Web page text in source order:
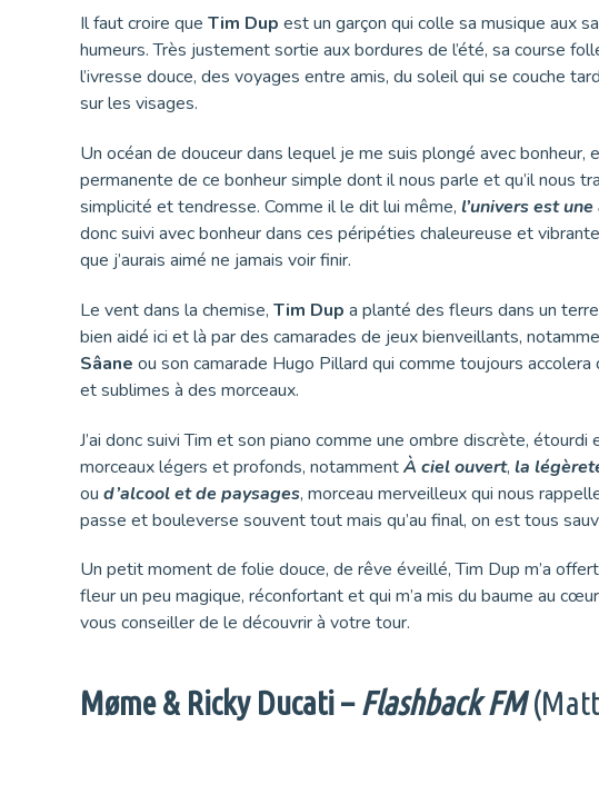
Il faut croire que Tim Dup est un garçon qui colle sa musique aux
humeurs. Très justement sortie aux bordures de l’été, sa course
l’ivresse douce, des voyages entre amis, du soleil qui se couche
sur les visages.
Un océan de douceur dans lequel je me suis plongé avec bonheur,
permanente de ce bonheur simple dont il nous parle et qu’il nous
simplicité et tendresse. Comme il le dit lui même, l’univers est
donc suivi avec bonheur dans ces péripéties chaleureuse et
que j’aurais aimé ne jamais voir finir.
Le vent dans la chemise, Tim Dup a planté des fleurs dans un
bien aidé ici et là par des camarades de jeux bienveillants,
Sâane ou son camarade Hugo Pillard qui comme toujours
et sublimes à des morceaux.
J’ai donc suivi Tim et son piano comme une ombre discrète, étourdi
morceaux légers et profonds, notammentÀ ciel ouvert, la
ou d’alcool et de paysages, morceau merveilleux qui nous
passe et bouleverse souvent tout mais qu’au final, on est tous
Un petit moment de folie douce, de rêve éveillé, Tim Dup m’a
fleur un peu magique, réconfortant et qui m’a mis du baume au
vous conseiller de le découvrir à votre tour.
Møme & Ricky Ducati –Flashback FM